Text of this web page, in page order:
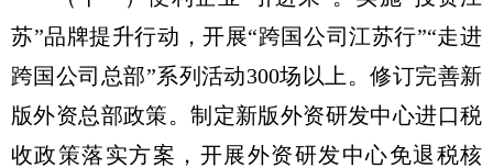
苏”品牌提升行动，开展“跨国公司江苏行”“走进
跨国公司总部”系列活动300场以上。修订完善新
版外资总部政策。制定新版外资研发中心进口税
收政策落实方案，开展外资研发中心免退税核